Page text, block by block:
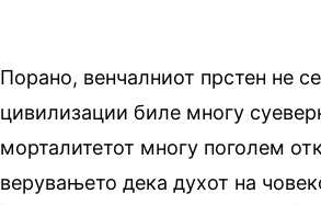
Порано, венчалниот прстен не
цивилизации биле многу
морталитетот многу поголем
верувањето дека духот на